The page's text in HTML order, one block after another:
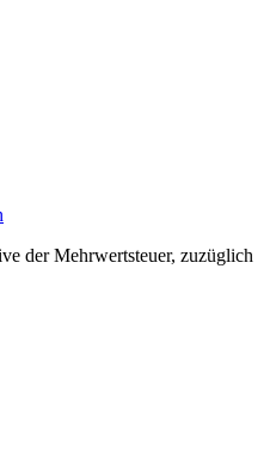
der Mehrwertsteuer, zuzüglich